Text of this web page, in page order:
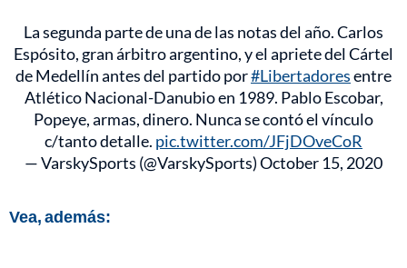
La segunda parte de una de las notas del año. Carlos
Espósito, gran árbitro argentino, y el apriete del Cártel
de Medellín antes del partido por#Libertadoresentre
Atlético Nacional-Danubio en 1989. Pablo Escobar,
Popeye, armas, dinero. Nunca se contó el vínculo
c/tanto detalle. pic.twitter.com/JFjDOveCoR
— VarskySports (@VarskySports)October 15, 2020
Vea, además: